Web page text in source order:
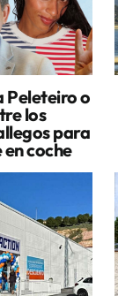
Peleteiro o
los
para
coche